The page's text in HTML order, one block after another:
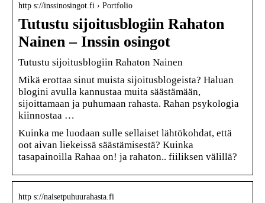
http s://inssinosingot.fi › Portfolio
Tutustu sijoitusblogiin Rahaton
Nainen – Inssin osingot
Tutustu sijoitusblogiin Rahaton Nainen
Mikä erottaa sinut muista sijoitusblogeista? Haluan
blogini avulla kannustaa muita säästämään,
sijoittamaan ja puhumaan rahasta. Rahan psykologia
kiinnostaa …
Kuinka me luodaan sulle sellaiset lähtökohdat, että
oot aivan liekeissä säästämisestä? Kuinka
tasapainoilla Rahaa on! ja rahaton.. fiiliksen välillä?
http s://naisetpuhuurahasta.fi